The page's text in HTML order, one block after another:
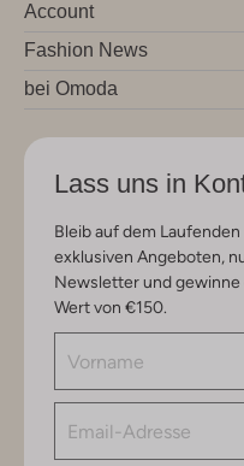
Account
Fashion News
bei Omoda
Lass uns in
Bleib auf dem
exklusiven Angeboten,
Newsletter und
Wert von €150.